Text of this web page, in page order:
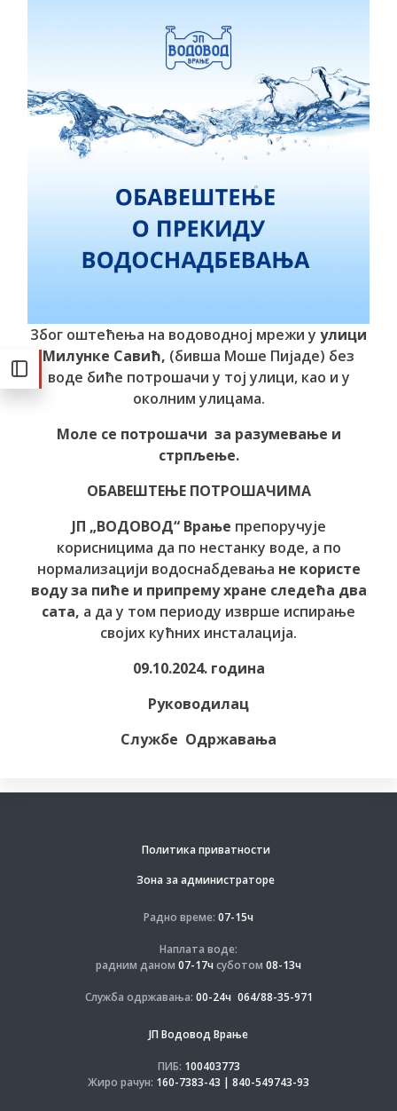
Због оштећења на водоводној мрежи у улици
Милунке Савић, (бивша Моше Пијаде) без
воде биће потрошачи у тој улици, као и у
околним улицама.
Моле се потрошачи за разумевање и
стрпљење.
ОБАВЕШТЕЊЕ ПОТРОШАЧИМА
ЈП „ВОДОВОД“ Врање препоручује
корисницима да по нестанку воде, а по
нормализацији водоснабдевања не користе
воду за пиће и припрему хране следећа два
сата, а да у том периоду изврше испирање
својих кућних инсталација.
09.10.2024. година
Руководилац
Службе Одржавања
Политика приватности
Зона за администраторе
Радно време: 07-15ч
Наплата воде:
радним даном 07-17ч суботом 08-13ч
Служба одржавања: 00-24ч 064/88-35-971
ЈП Водовод Врање
ПИБ: 100403773
Жиро рачун: 160-7383-43 | 840-549743-93